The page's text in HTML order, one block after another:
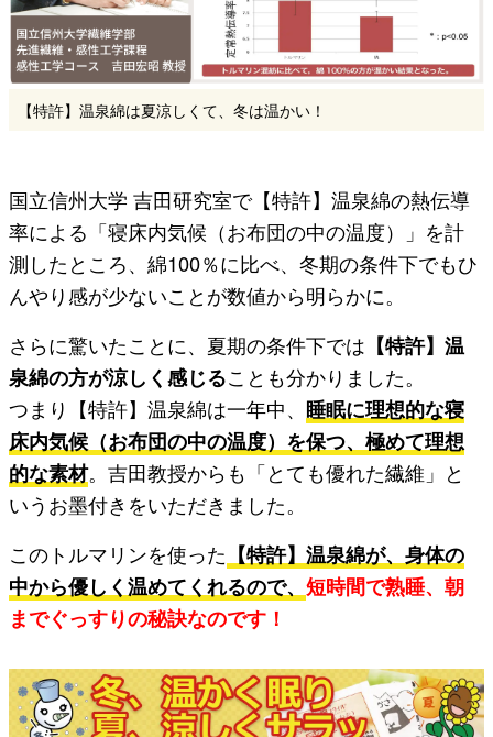
【特許】温泉綿は夏涼しくて、冬は温かい！
国立信州大学 吉田研究室で【特許】温泉綿の熱伝導
率による「寝床内気候（お布団の中の温度）」を計
測したところ、綿100％に比べ、冬期の条件下でもひ
んやり感が少ないことが数値から明らかに。
さらに驚いたことに、夏期の条件下では 【特許】温
泉綿の方が涼しく感じることも分かりました。
つまり【特許】温泉綿は一年中、睡眠に理想的な寝
床内気候（お布団の中の温度）を保つ、極めて理想
的な素材。吉田教授からも「とても優れた繊維」と
いうお墨付きをいただきました。
このトルマリンを使った 【特許】温泉綿が、身体の
中から優しく温めてくれるので、短時間で熟睡、朝
までぐっすりの秘訣なのです！